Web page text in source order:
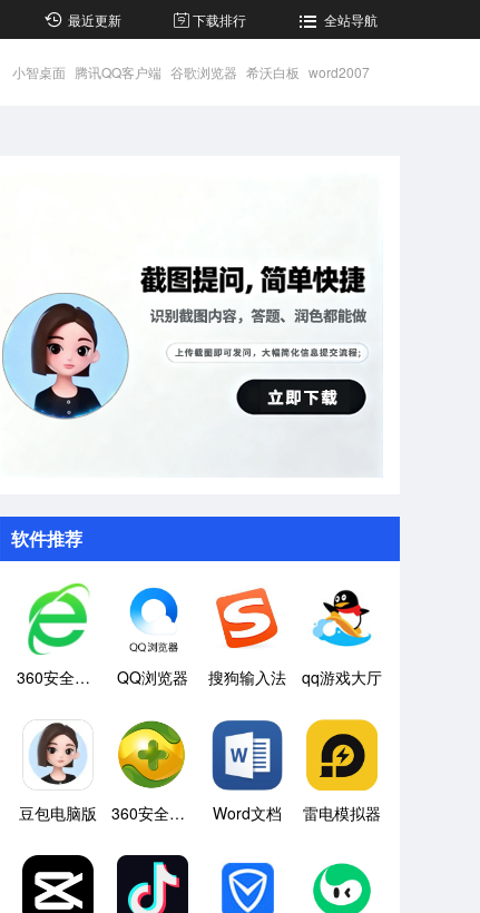
最近更新 下载排行 全站导航
小智桌面 腾讯QQ客户端 谷歌浏览器 希沃白板 word2007
软件推荐
360安全浏览器 QQ浏览器 搜狗输入法 qq游戏大厅
豆包电脑版 360安全卫士 Word文档 雷电模拟器